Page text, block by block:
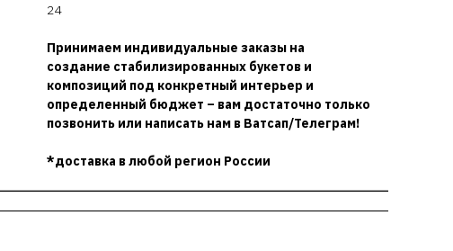
24
Принимаем индивидуальные заказы на
создание стабилизированных букетов и
композиций под конкретный интерьер и
определенный бюджет – вам достаточно только
позвонить или написать нам в Ватсап/Телеграм!
*доставка в любой регион России